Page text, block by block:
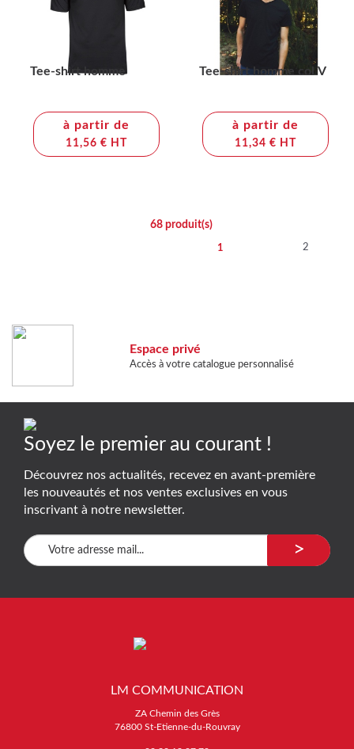
Tee-shirt homme
à partir de
11,56 € HT
Tee-shirt homme col V
à partir de
11,34 € HT
68produit(s)
1 2
Espace privé
Accès à votre catalogue personnalisé
Soyez le premier au courant !
Découvrez nos actualités, recevez en avant-première
les nouveautés et nos ventes exclusives en vous
inscrivant à notre newsletter.
>
LM COMMUNICATION
ZA Chemin des Grès
76800 St-Etienne-du-Rouvray